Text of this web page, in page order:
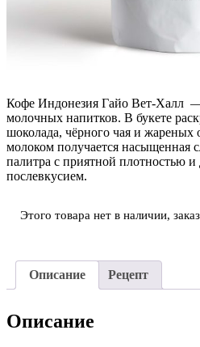
Кофе Индонезия Гайо Вет-Халл
молочных напитков. В букете
шоколада, чёрного чая и жареных
молоком получается насыщенная
палитра с приятной плотностью
послевкусием.
Этого товара нет в наличии,
Описание Рецепт
Описание